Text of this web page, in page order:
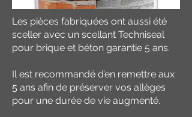
Les pièces fabriquées ont aussi été
sceller avec un scellant Techniseal
pour brique et béton garantie 5 ans.
Il est recommandé d’en remettre aux
5 ans afin de préserver vos allèges
pour une durée de vie augmenté.